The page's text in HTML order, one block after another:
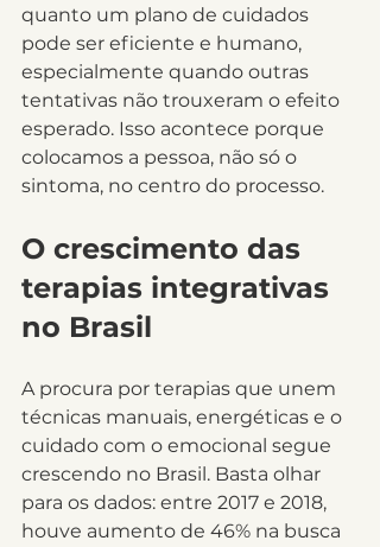
quanto um plano de cuidados
pode ser eficiente e humano,
especialmente quando outras
tentativas não trouxeram o efeito
esperado. Isso acontece porque
colocamos a pessoa, não só o
sintoma, no centro do processo.
O crescimento das
terapias integrativas
no Brasil
A procura por terapias que unem
técnicas manuais, energéticas e o
cuidado com o emocional segue
crescendo no Brasil. Basta olhar
para os dados: entre 2017 e 2018,
houve aumento de 46% na busca